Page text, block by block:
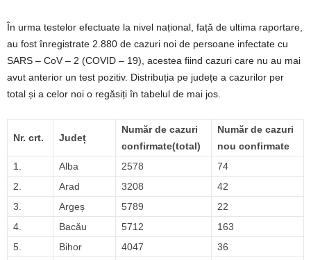
În urma testelor efectuate la nivel național, față de ultima raportare,
au fost înregistrate 2.880 de cazuri noi de persoane infectate cu
SARS – CoV – 2 (COVID – 19), acestea fiind cazuri care nu au mai
avut anterior un test pozitiv. Distribuția pe județe a cazurilor per
total și a celor noi o regăsiți în tabelul de mai jos.
Nr. crt. Județ
Număr de cazuri
confirmate(total)
Număr de cazuri
nou confirmate
1.
Alba 2578
74
2.
Arad 3208
42
3.
Argeș 5789
22
4.
Bacău 5712
163
5.
Bihor 4047 36